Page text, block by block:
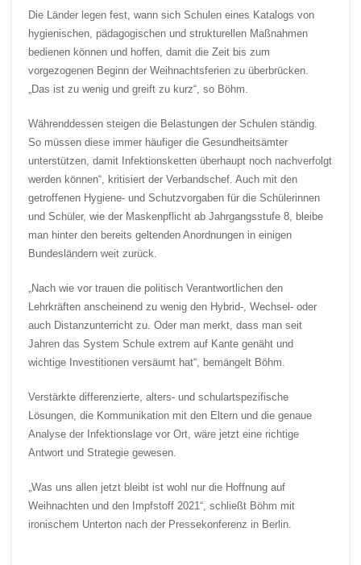
Die Länder legen fest, wann sich Schulen eines Katalogs von
hygienischen, pädagogischen und strukturellen Maßnahmen
bedienen können und hoffen, damit die Zeit bis zum
vorgezogenen Beginn der Weihnachtsferien zu überbrücken.
„Das ist zu wenig und greift zu kurz“, so Böhm.
Währenddessen steigen die Belastungen der Schulen ständig.
So müssen diese immer häufiger die Gesundheitsämter
unterstützen, damit Infektionsketten überhaupt noch nachverfolgt
werden können“, kritisiert der Verbandschef. Auch mit den
getroffenen Hygiene- und Schutzvorgaben für die Schülerinnen
und Schüler, wie der Maskenpflicht ab Jahrgangsstufe 8, bleibe
man hinter den bereits geltenden Anordnungen in einigen
Bundesländern weit zurück.
„Nach wie vor trauen die politisch Verantwortlichen den
Lehrkräften anscheinend zu wenig den Hybrid-, Wechsel- oder
auch Distanzunterricht zu. Oder man merkt, dass man seit
Jahren das System Schule extrem auf Kante genäht und
wichtige Investitionen versäumt hat“, bemängelt Böhm.
Verstärkte differenzierte, alters- und schulartspezifische
Lösungen, die Kommunikation mit den Eltern und die genaue
Analyse der Infektionslage vor Ort, wäre jetzt eine richtige
Antwort und Strategie gewesen.
„Was uns allen jetzt bleibt ist wohl nur die Hoffnung auf
Weihnachten und den Impfstoff 2021“, schließt Böhm mit
ironischem Unterton nach der Pressekonferenz in Berlin.